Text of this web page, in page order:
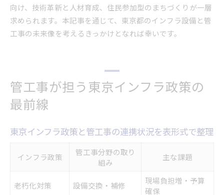
向け、技術革新と人材育成、住民参加型のまちづくりが一層
求められます。本記事を通じて、東京都のインフラ設備と管
工事の未来像を考えるきっかけとなれば幸いです。
管工事が担う東京インフラ政策の
最前線
東京インフラ政策と管工事の連携状況を表形式で整理
インフラ政策
管工事分野の取り
組み
主な課題
老朽化対策 設備交換・補修
現場負担増・予算
確保